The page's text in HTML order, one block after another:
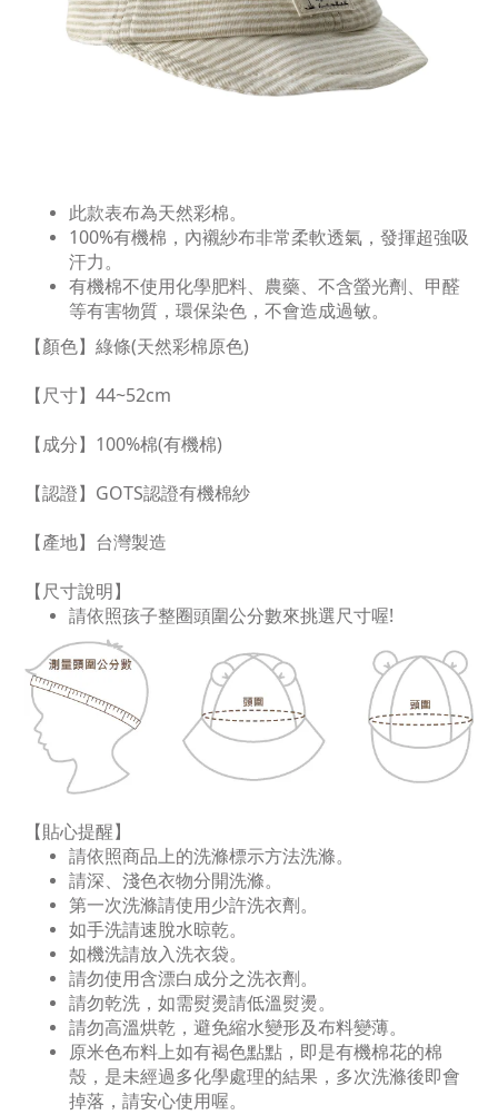
此款表布為天然彩棉。
100%有機棉，內襯紗布非常柔軟透氣，發揮超強吸
汗力。
有機棉不使用化學肥料、農藥、不含螢光劑、甲醛
等有害物質，環保染色，不會造成過敏。
【顏色】綠條(天然彩棉原色)
【尺寸】44~52cm
【成分】100%棉(有機棉)
【認證】GOTS認證有機棉紗
【產地】台灣製造
【尺寸說明】
請依照孩子整圈頭圍公分數來挑選尺寸喔!
【貼心提醒】
請依照商品上的洗滌標示方法洗滌。
請深、淺色衣物分開洗滌。
第一次洗滌請使用少許洗衣劑。
如手洗請速脫水晾乾。
如機洗請放入洗衣袋。
請勿使用含漂白成分之洗衣劑。
請勿乾洗，如需熨燙請低溫熨燙。
請勿高溫烘乾，避免縮水變形及布料變薄。
原米色布料上如有褐色點點，即是有機棉花的棉
殼，是未經過多化學處理的結果，多次洗滌後即會
掉落，請安心使用喔。